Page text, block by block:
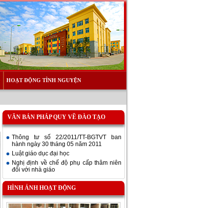
HOẠT ĐỘNG TÌNH NGUYỆN
VĂN BẢN PHÁP QUY VỀ ĐÀO TẠO
Thông tư số 22/2011/TT-BGTVT ban
hành ngày 30 tháng 05 năm 2011
Luật giáo dục đại học
Nghị định về chế độ phụ cấp thâm niên
đối với nhà giáo
HÌNH ẢNH HOẠT ĐỘNG